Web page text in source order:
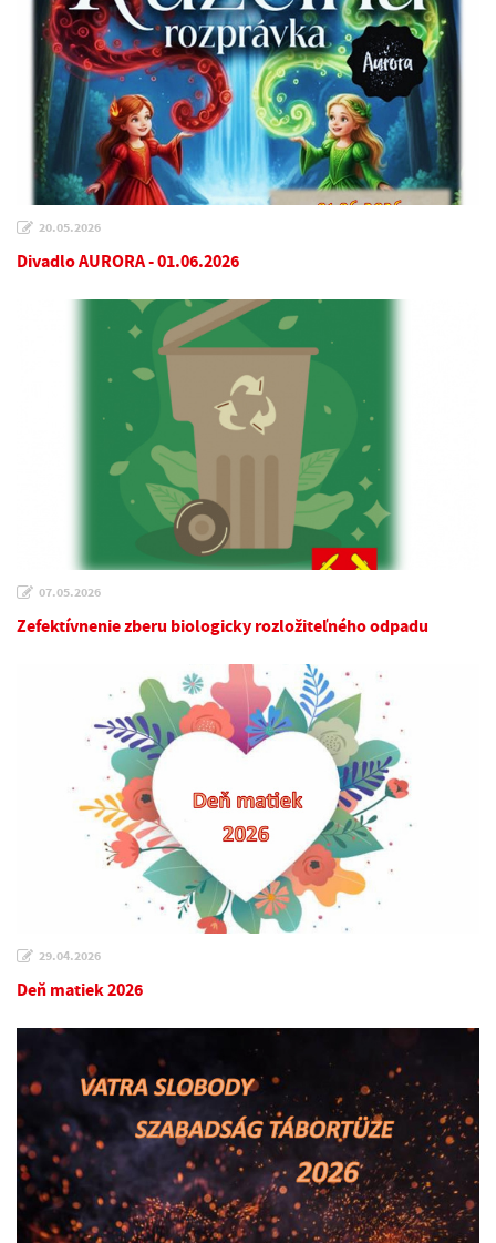
20.05.2026
Divadlo AURORA - 01.06.2026
07.05.2026
Zefektívnenie zberu biologicky rozložiteľného odpadu
29.04.2026
Deň matiek 2026